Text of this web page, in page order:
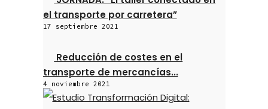
el transporte por carretera”
17 septiembre 2021
Reducción de costes en el
transporte de mercancías...
4 noviembre 2021